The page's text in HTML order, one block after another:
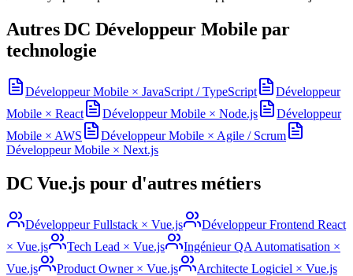
Autres DC Développeur Mobile par
technologie
Développeur Mobile × JavaScript / TypeScript
Développeur
Mobile × React Développeur Mobile × Node.js
Développeur
Mobile × AWS Développeur Mobile × Agile / Scrum
Développeur Mobile × Next.js
DCVue.jspour d'autres métiers
Développeur Fullstack × Vue.js
Développeur Frontend React
× Vue.js Tech Lead × Vue.js Ingénieur QA Automatisation ×
Vue.js
Product Owner× Vue.js Architecte Logiciel × Vue.js